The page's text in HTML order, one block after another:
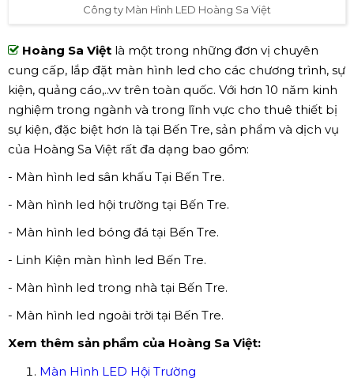
Công ty Màn Hình LED Hoàng Sa Việt
Hoàng Sa Việt là một trong những đơn vị chuyên
cung cấp, lắp đặt màn hình led cho các chương trình, sự
kiện, quảng cáo,..vv trên toàn quốc. Với hơn 10 năm kinh
nghiệm trong ngành và trong lĩnh vực cho thuê thiết bị
sự kiện, đặc biệt hơn là tại Bến Tre, sản phẩm và dịch vụ
của Hoàng Sa Việt rất đa dạng bao gồm:
- Màn hình led sân khấu Tại Bến Tre.
- Màn hình led hội trường tại Bến Tre.
- Màn hình led bóng đá tại Bến Tre.
- Linh Kiện màn hình led Bến Tre.
- Màn hình led trong nhà tại Bến Tre.
- Màn hình led ngoài trời tại Bến Tre.
Xem thêm sản phẩm của Hoàng Sa Việt:
Màn Hình LED Hội Trường